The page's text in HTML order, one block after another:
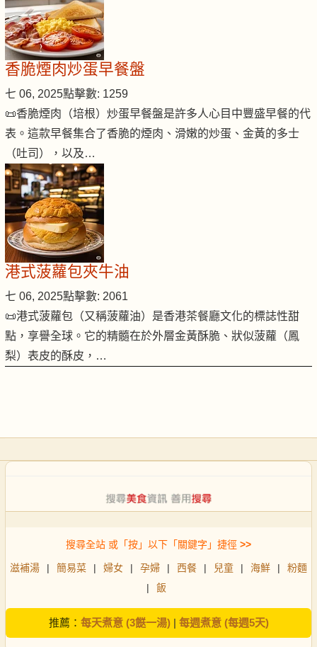
香脆煙肉炒蛋早餐盤
七 06, 2025點擊數: 1259
📜香脆煙肉（培根）炒蛋早餐盤是許多人心目中豐盛早餐的代
表。這款早餐集合了香脆的煙肉、滑嫩的炒蛋、金黃的多士
（吐司），以及…
港式菠蘿包夾牛油
七 06, 2025點擊數: 2061
📜港式菠蘿包（又稱菠蘿油）是香港茶餐廳文化的標誌性甜
點，享譽全球。它的精髓在於外層金黃酥脆、狀似菠蘿（鳳
梨）表皮的酥皮，…
搜尋全站 或「按」以下「關鍵字」捷徑 >>
滋補湯 | 簡易菜 | 婦女 | 孕婦 | 西餐 | 兒童 | 海鮮 |
粉麵
|
飯
推薦： 每天煮意 (3餸一湯)| 每週煮意 (每週5天)